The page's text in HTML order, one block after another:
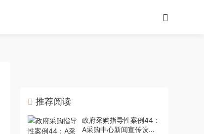
推荐阅读
政府采购指导性案例44：
A采购中心新闻宣传设备